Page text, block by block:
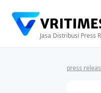
Jasa Distribusi Press
press